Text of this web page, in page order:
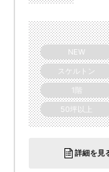
NEW
スケルトン
1階
50坪以上
詳細を見